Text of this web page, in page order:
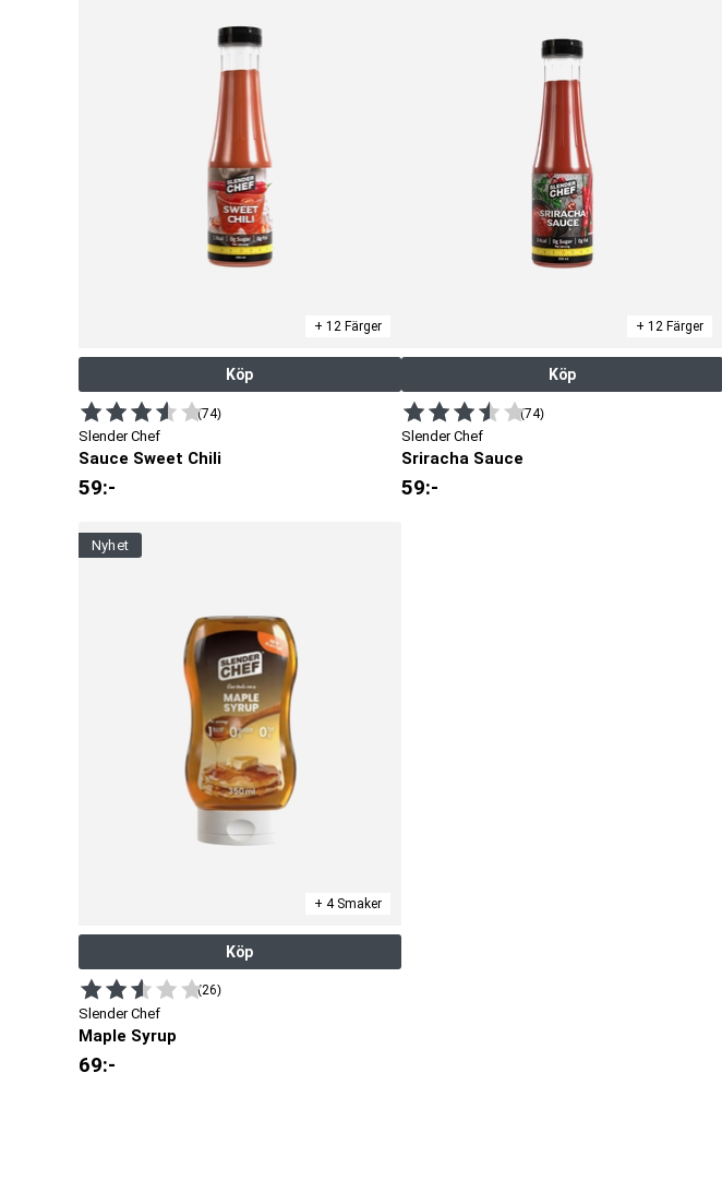
+ 12 Färger
Köp
(74)
Slender Chef
Sauce Sweet Chili
59:-
+ 12 Färger
Köp
(74)
Slender Chef
Sriracha Sauce
59:-
nyhet
+ 4 Smaker
Köp
(26)
Slender Chef
Maple Syrup
69:-